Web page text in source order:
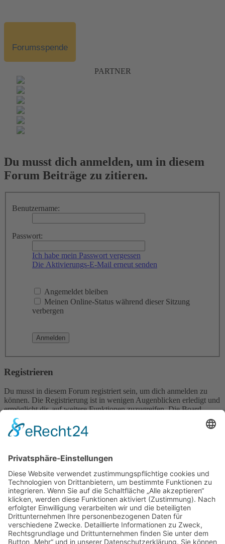
Forumsspende
PARTNER
Du musst dich anmelden, um in diesem
Forum Beiträge zu zitieren.
Benutzername:
Passwort:
Ich habe mein Passwort vergessen
Die Aktivierungs-E-Mail erneut senden
Angemeldet bleiben
Meinen Online-Status während dieser Sitzung
verbergen
Registrieren
Du musst in diesem Forum registriert sein, um dich anmelden zu
können. Die Registrierung ist in wenigen Augenblicken erledigt und
ermöglicht dir, auf weitere Funktionen zuzugreifen. Die Board-
Administration kann registrierten Benutzern auch zusätzliche
Berechtigungen zuweisen. Beachte bitte unsere
Nutzungsbedingungen und die verwandten Regelungen, bevor du
wenn du dich in diesem Board bewegst.
Nutzungsbedingungen|Datenschutzerklärung
Registrieren
Foren-Übersicht
Alle Zeiten sindUTC+02:00
Alle Cookies löschen